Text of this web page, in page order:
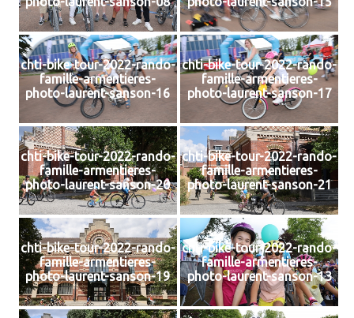
chti-bike-tour-2022-rando-
famille-armentieres-
photo-laurent-sanson-16
chti-bike-tour-2022-rando-
famille-armentieres-
photo-laurent-sanson-17
chti-bike-tour-2022-rando-
famille-armentieres-
photo-laurent-sanson-20
chti-bike-tour-2022-rando-
famille-armentieres-
photo-laurent-sanson-21
chti-bike-tour-2022-rando-
famille-armentieres-
photo-laurent-sanson-19
chti-bike-tour-2022-rando-
famille-armentieres-
photo-laurent-sanson-13